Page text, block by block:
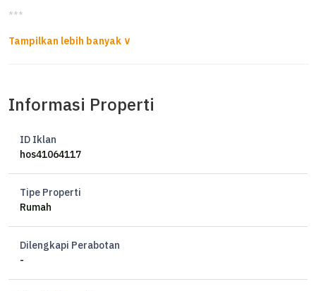
***
Luas tanah: 135 m2
Kamar tidur: 2+1
Kamar mandi: 1+1
Hadap: selatan
Harga: 950jt
Informasi Properti
ID Iklan
hos41064117
Tipe Properti
Rumah
Dilengkapi Perabotan
-